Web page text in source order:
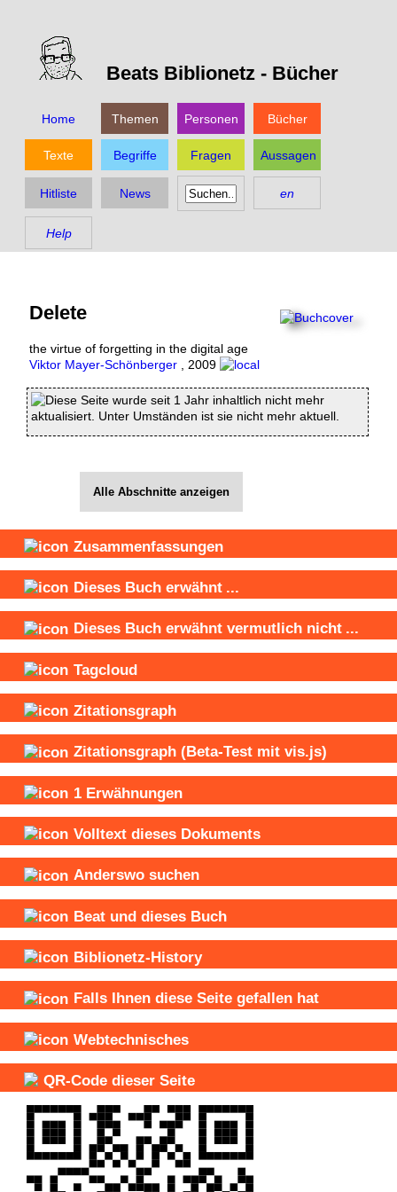
Beats Biblionetz - Bücher
Home Themen Personen Bücher
Texte Begriffe Fragen Aussagen
Hitliste News en
Help
Delete
the virtue of forgetting in the digital age
Viktor Mayer-Schönberger
2009
Diese Seite wurde seit 1 Jahr inhaltlich nicht mehr
aktualisiert. Unter Umständen ist sie nicht mehr aktuell.
Alle Abschnitte anzeigen
Zusammenfassungen
Dieses Buch erwähnt ...
Dieses Buch erwähnt vermutlich nicht ...
Tagcloud
Zitationsgraph
Zitationsgraph (Beta-Test mit vis.js)
1 Erwähnungen
Volltext dieses Dokuments
Anderswo suchen
Beat und dieses Buch
Biblionetz-History
Falls Ihnen diese Seite gefallen hat
Webtechnisches
QR-Code dieser Seite